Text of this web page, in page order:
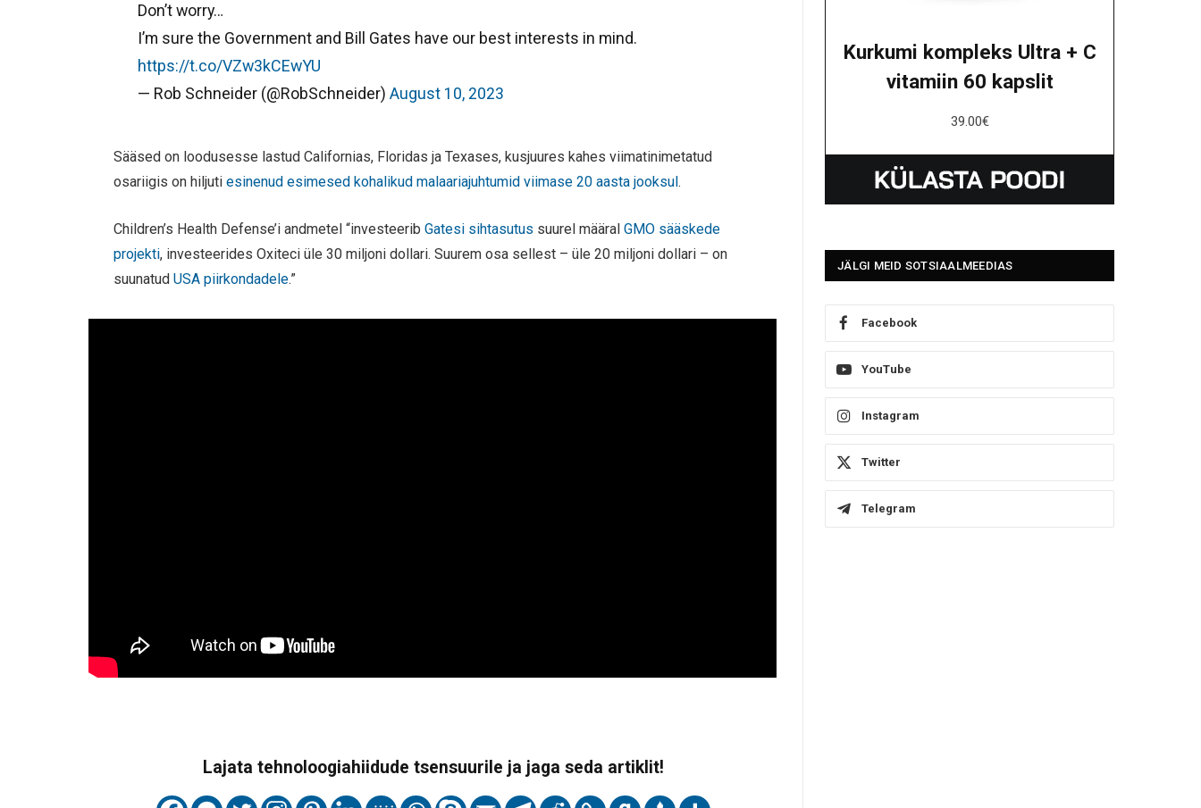
Don’t worry…
I’m sure the Government and Bill Gates have our best interests in mind.
https://t.co/VZw3kCEwYU
— Rob Schneider (@RobSchneider)August 10, 2023
Sääsed on loodusesse lastud Californias, Floridas ja Texases, kusjuures kahes viimatinimetatud
osariigis on hiljutiesinenud esimesed kohalikud malaariajuhtumid viimase 20 aasta jooksul.
Children’s Health Defense’i andmetel “investeeribGatesi sihtasutus suurel määralGMO sääskede
projekti, investeerides Oxiteci üle 30 miljoni dollari. Suurem osa sellest – üle 20 miljoni dollari – on
suunatudUSA piirkondadele.”
Lajata tehnoloogiahiidude tsensuurile ja jaga seda artiklit!
Kurkumi kompleks Ultra + C
vitamiin 60 kapslit
39.00€
JÄLGI MEID SOTSIAALMEEDIAS
Facebook
YouTube
Instagram
Twitter
Telegram